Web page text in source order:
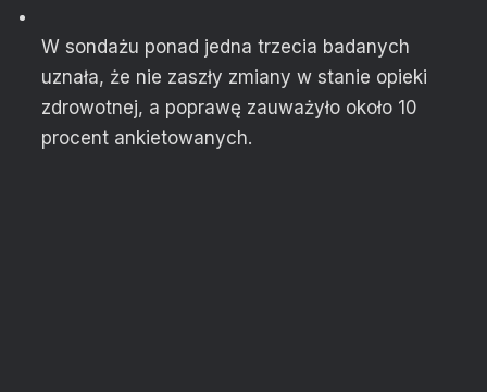
W sondażu ponad jedna trzecia badanych
uznała, że nie zaszły zmiany w stanie opieki
zdrowotnej, a poprawę zauważyło około 10
procent ankietowanych.